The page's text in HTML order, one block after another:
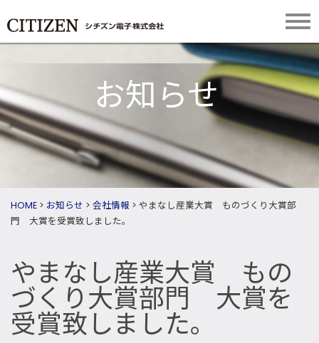
お知らせ
HOME > お知らせ > 会社情報 > やまなし産業大賞 ものづくり大賞部
門 大賞を受賞致しました。
やまなし産業大賞 もの
づくり大賞部門 大賞を
受賞致しました。